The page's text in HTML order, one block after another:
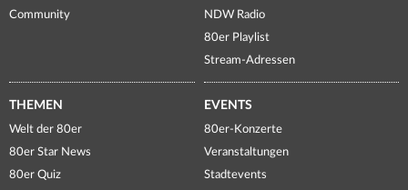
Community
NDW Radio
80er Playlist
Stream-Adressen
THEMEN
Welt der 80er
80er Star News
80er Quiz
EVENTS
80er-Konzerte
Veranstaltungen
Stadtevents